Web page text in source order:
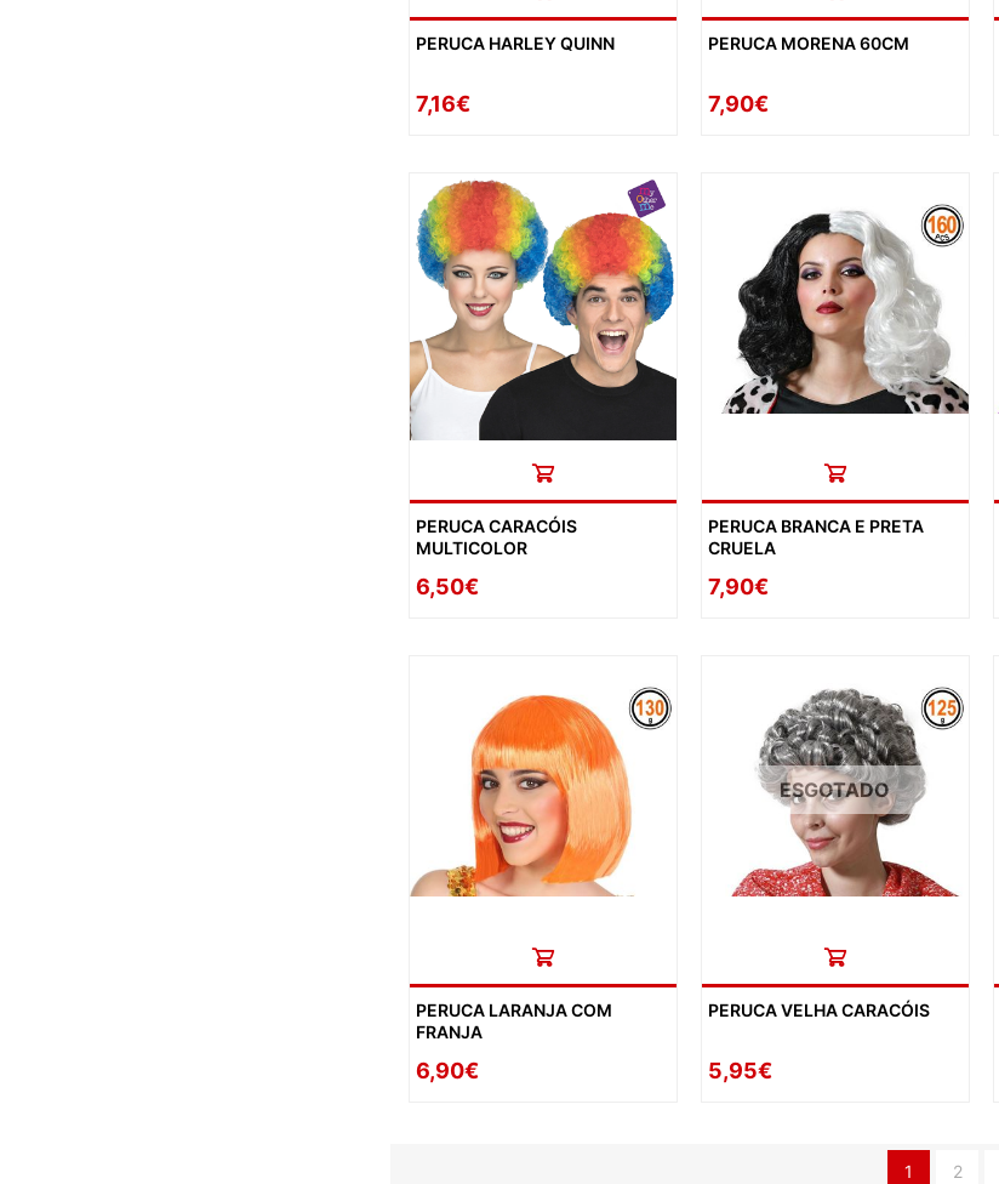
PERUCA HARLEY QUINN
7,16€
PERUCA MORENA 60CM
7,90€
PERUCA CARACÓIS
MULTICOLOR
6,50€
PERUCA BRANCA E PRETA
CRUELA
7,90€
PERUCA LARANJA COM
FRANJA
6,90€
ESGOTADO
PERUCA VELHA CARACÓIS
5,95€
1 2